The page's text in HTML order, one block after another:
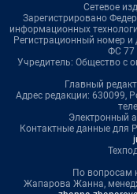
Сетевое
Зарегистрировано
информационных
Регистрационный номер
ФС 77
Учредитель: Общество с
Главный
Адрес редакции: 630099,
Электронный
Контактные данные для
По вопросам
Жапарова Жанна,